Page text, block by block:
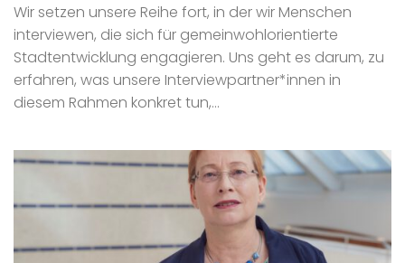
Wir setzen unsere Reihe fort, in der wir Menschen
interviewen, die sich für gemeinwohlorientierte
Stadtentwicklung engagieren. Uns geht es darum, zu
erfahren, was unsere Interviewpartner*innen in
diesem Rahmen konkret tun,...